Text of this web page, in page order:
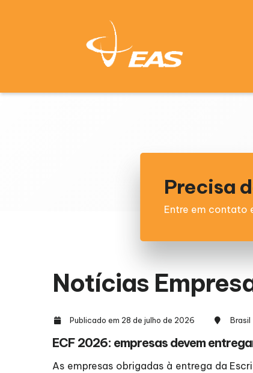
Precisa
Entre em contato
Notícias
Publicado em 28 de julho de 2026 Brasil
ECF 2026: empresas devem
As empresas obrigadas à entrega da